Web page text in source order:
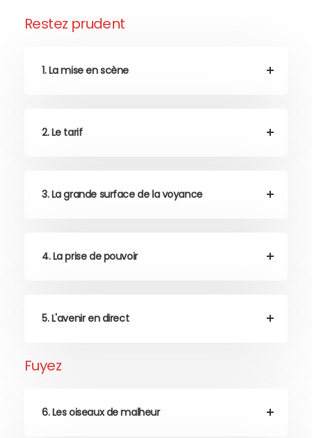
Restez prudent
1. La mise en scène
2. Le tarif
3. La grande surface de la voyance
4. La prise de pouvoir
5. L'avenir en direct
Fuyez
6. Les oiseaux de malheur